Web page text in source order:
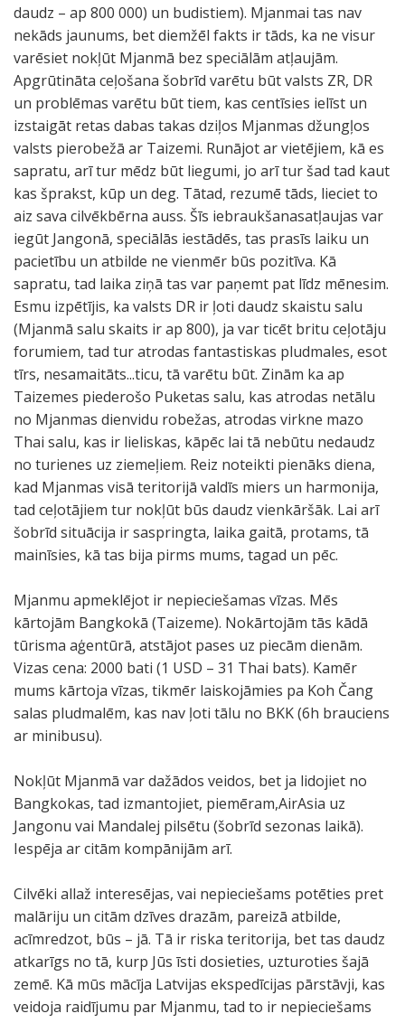
daudz – ap 800 000) un budistiem). Mjanmai tas nav
nekāds jaunums, bet diemžēl fakts ir tāds, ka ne visur
varēsiet nokļūt Mjanmā bez speciālām atļaujām.
Apgrūtināta ceļošana šobrīd varētu būt valsts ZR, DR
un problēmas varētu būt tiem, kas centīsies ielīst un
izstaigāt retas dabas takas dziļos Mjanmas džungļos
valsts pierobežā ar Taizemi. Runājot ar vietējiem, kā es
sapratu, arī tur mēdz būt liegumi, jo arī tur šad tad kaut
kas šprakst, kūp un deg. Tātad, rezumē tāds, lieciet to
aiz sava cilvēkbērna auss. Šīs iebraukšanasatļaujas var
iegūt Jangonā, speciālās iestādēs, tas prasīs laiku un
pacietību un atbilde ne vienmēr būs pozitīva. Kā
sapratu, tad laika ziņā tas var paņemt pat līdz mēnesim.
Esmu izpētījis, ka valsts DR ir ļoti daudz skaistu salu
(Mjanmā salu skaits ir ap 800), ja var ticēt britu ceļotāju
forumiem, tad tur atrodas fantastiskas pludmales, esot
tīrs, nesamaitāts...ticu, tā varētu būt. Zinām ka ap
Taizemes piederošo Puketas salu, kas atrodas netālu
no Mjanmas dienvidu robežas, atrodas virkne mazo
Thai salu, kas ir lieliskas, kāpēc lai tā nebūtu nedaudz
no turienes uz ziemeļiem. Reiz noteikti pienāks diena,
kad Mjanmas visā teritorijā valdīs miers un harmonija,
tad ceļotājiem tur nokļūt būs daudz vienkāršāk. Lai arī
šobrīd situācija ir saspringta, laika gaitā, protams, tā
mainīsies, kā tas bija pirms mums, tagad un pēc.
Mjanmu apmeklējot ir nepieciešamas vīzas. Mēs
kārtojām Bangkokā (Taizeme). Nokārtojām tās kādā
tūrisma aģentūrā, atstājot pases uz piecām dienām.
Vizas cena: 2000 bati (1 USD – 31 Thai bats). Kamēr
mums kārtoja vīzas, tikmēr laiskojāmies pa Koh Čang
salas pludmalēm, kas nav ļoti tālu no BKK (6h brauciens
ar minibusu).
Nokļūt Mjanmā var dažādos veidos, bet ja lidojiet no
Bangkokas, tad izmantojiet, piemēram,AirAsia uz
Jangonu vai Mandalej pilsētu (šobrīd sezonas laikā).
Iespēja ar citām kompānijām arī.
Cilvēki allaž interesējas, vai nepieciešams potēties pret
malāriju un citām dzīves drazām, pareizā atbilde,
acīmredzot, būs – jā. Tā ir riska teritorija, bet tas daudz
atkarīgs no tā, kurp Jūs īsti dosieties, uzturoties šajā
zemē. Kā mūs mācīja Latvijas ekspedīcijas pārstāvji, kas
veidoja raidījumu par Mjanmu, tad to ir nepieciešams